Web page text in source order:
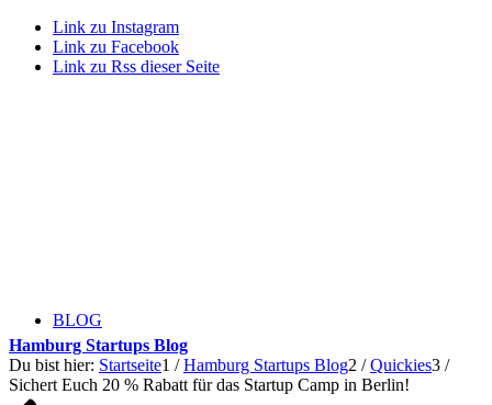
Link zu Instagram
Link zu Facebook
Link zu Rss dieser Seite
BLOG
Hamburg Startups Blog
Du bist hier: Startseite1 / Hamburg Startups Blog2 / Quickies3 /
Sichert Euch 20 % Rabatt für das Startup Camp in Berlin!